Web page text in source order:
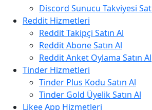
Discord Sunucu Takviyesi
Reddit Hizmetleri
Reddit Takipçi Satın Al
Reddit Abone Satın Al
Reddit Anket Oylama Satın Al
Tinder Hizmetleri
Tinder Plus Kodu Satın Al
Tinder Gold Üyelik Satın Al
Likee App Hizmetleri